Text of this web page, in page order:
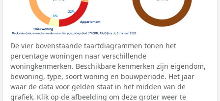
De vier bovenstaande taartdiagrammen tonen het
percentage woningen naar verschillende
woningkenmerken. Beschikbare kenmerken zijn eigendom,
bewoning, type, soort woning en bouwperiode. Het jaar
waar de data voor gelden staat in het midden van de
grafiek. Klik op de afbeelding om deze groter weer te